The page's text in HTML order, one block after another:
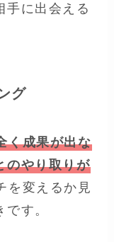
手に出会える
グ
く成果が出な
のやり取りが
を変えるか見
す。